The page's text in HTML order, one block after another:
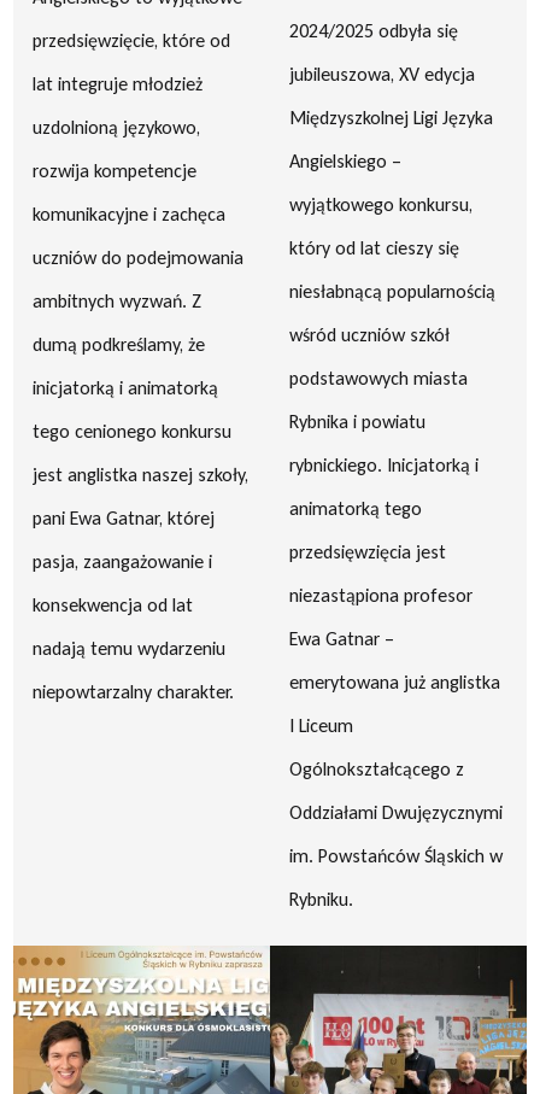
przedsięwzięcie, które od
lat integruje młodzież
uzdolnioną językowo,
rozwija kompetencje
komunikacyjne i zachęca
uczniów do podejmowania
ambitnych wyzwań. Z
dumą podkreślamy, że
inicjatorką i animatorką
tego cenionego konkursu
jest anglistka naszej szkoły,
pani Ewa Gatnar, której
pasja, zaangażowanie i
konsekwencja od lat
nadają temu wydarzeniu
niepowtarzalny charakter.
2024/2025 odbyła się
jubileuszowa, XV edycja
Międzyszkolnej Ligi Języka
Angielskiego –
wyjątkowego konkursu,
który od lat cieszy się
niesłabnącą popularnością
wśród uczniów szkół
podstawowych miasta
Rybnika i powiatu
rybnickiego. Inicjatorką i
animatorką tego
przedsięwzięcia jest
niezastąpiona profesor
Ewa Gatnar –
emerytowana już anglistka
I Liceum
Ogólnokształcącego z
Oddziałami Dwujęzycznymi
im. Powstańców Śląskich w
Rybniku.